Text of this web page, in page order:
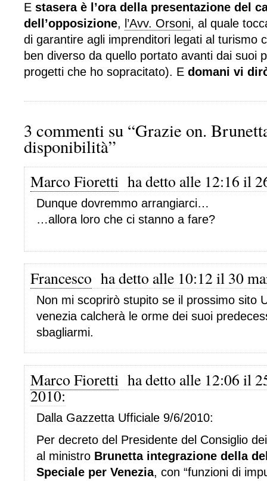
E stasera è l’ora della presentazione del
dell’opposizione, l’Avv. Orsoni, al quale
di garantire agli imprenditori legati al turismo
ben diverso da quello portato avanti dai suoi
progetti che ho sopracitato). E domani vi
3 commenti su “Grazie on.
disponibilità”
Marco Fioretti ha detto alle 12:16 il
Dunque dovremmo arrangiarci…
…allora loro che ci stanno a fare?
Francesco ha detto alle 10:12 il 30
Non mi scoprirò stupito se il prossimo sito
venezia calcherà le orme dei suoi
sbagliarmi.
Marco Fioretti ha detto alle 12:06 il
2010:
Dalla Gazzetta Ufficiale 9/6/2010:
Per decreto del Presidente del Consiglio
al ministro Brunetta integrazione della
Speciale per Venezia, con “funzioni di